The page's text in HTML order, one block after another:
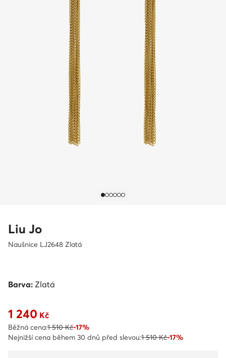
Liu Jo
Naušnice LJ2648 Zlatá
Barva: Zlatá
Aktuální cena 1 240 Kč
1 240 Kč
Běžná cena:1 510 Kč-17%
Nejnižší cena během 30 dnů před slevou:1 510 Kč-17%